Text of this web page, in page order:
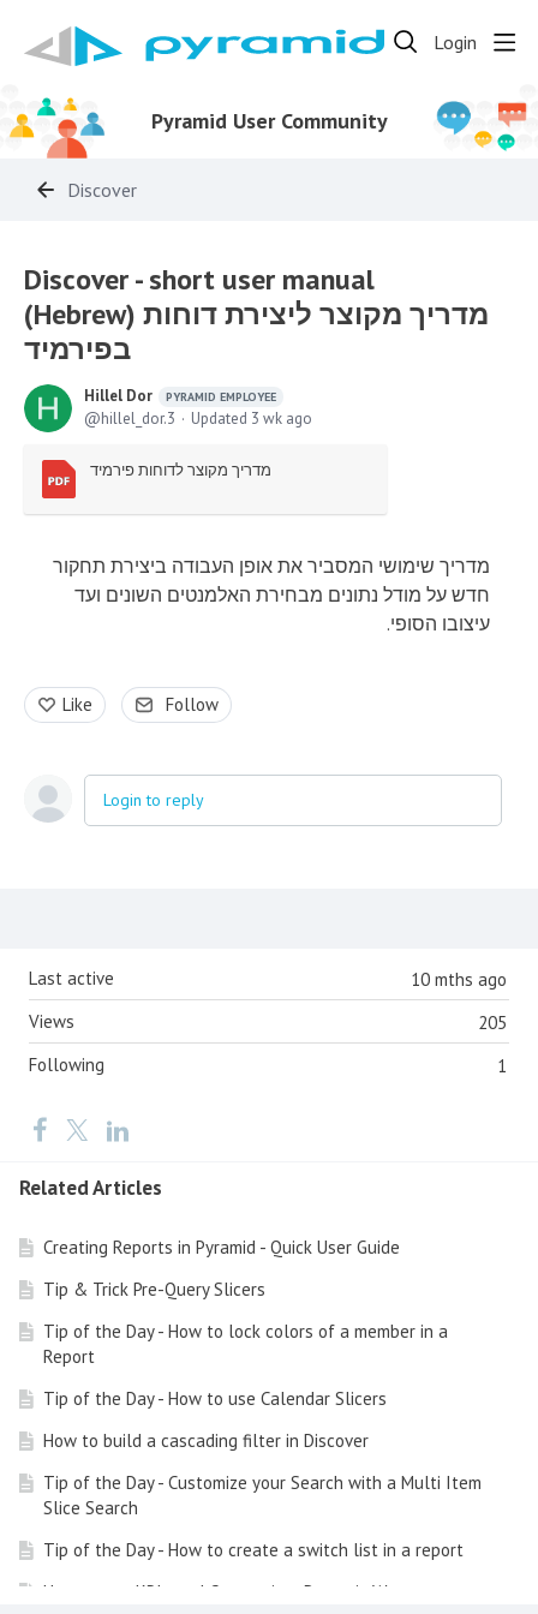
Login
Pyramid User Community
Discover
Discover - short user manual
(Hebrew) מדריך מקוצר ליצירת דוחות
בפירמיד
Hillel Dor PYRAMID EMPLOYEE
hillel_dor.3 Updated 3 wk ago
מדריך מקוצר לדוחות פירמיד
מדריך שימושי המסביר את אופן העבודה ביצירת תחקור
חדש על מודל נתונים מבחירת האלמנטים השונים ועד
עיצובו הסופי.
Like Follow
Login to reply
Content aside 10 mths ago
Last active
205
Views
1
Following
Related Articles
Creating Reports in Pyramid - Quick User Guide
Tip & Trick Pre-Query Slicers
Tip of the Day - How to lock colors of a member in a
Report
Tip of the Day - How to use Calendar Slicers
How to build a cascading filter in Discover
Tip of the Day - Customize your Search with a Multi Item
Slice Search
Tip of the Day - How to create a switch list in a report
How to use KPIs and Gauges in a Dynamic Way